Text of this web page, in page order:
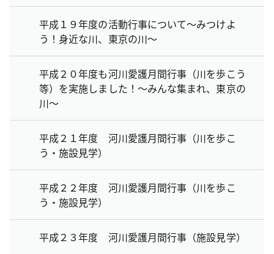
平成１９年度の活動行事について～みつけよ
う！身近な川、東京の川～
平成２０年度も河川愛護月間行事（川を歩こう
等）を実施しました！～みんな集まれ、東京の
川～
平成２１年度 河川愛護月間行事（川を歩こ
う・施設見学）
平成２２年度 河川愛護月間行事（川を歩こ
う・施設見学）
平成２３年度 河川愛護月間行事（施設見学）